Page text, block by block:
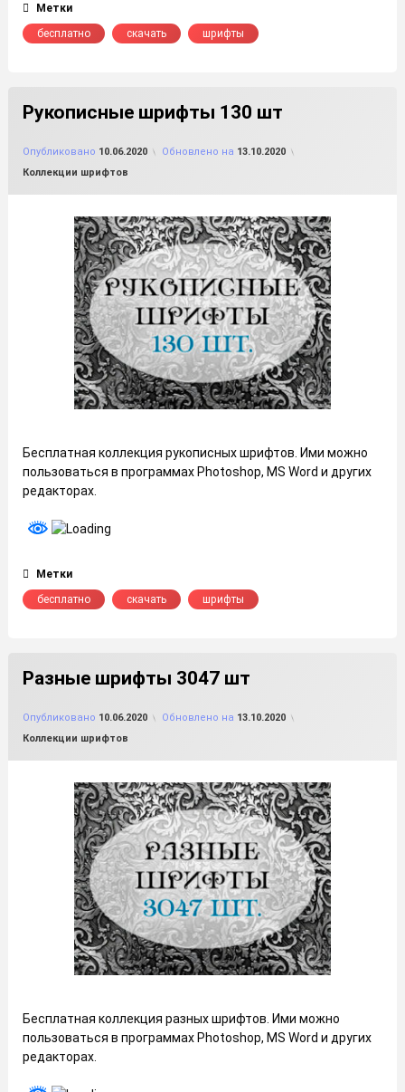
Метки
бесплатно
скачать шрифты
Рукописные шрифты 130 шт
Опубликовано 10.06.2020 Обновлено на 13.10.2020
Рубрики:
Коллекции шрифтов
Бесплатная коллекция рукописных шрифтов. Ими можно
пользоваться в программах Photoshop, MS Word и других
редакторах.
Метки
бесплатно
скачать шрифты
Разные шрифты 3047 шт
Опубликовано 10.06.2020 Обновлено на 13.10.2020
Рубрики:
Коллекции шрифтов
Бесплатная коллекция разных шрифтов. Ими можно
пользоваться в программах Photoshop, MS Word и других
редакторах.